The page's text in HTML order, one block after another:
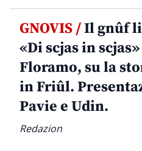
GNOVIS /Il gnûf
«Di scjas in
Floramo, su la
in Friûl.
Pavie e Udin.
Redazion